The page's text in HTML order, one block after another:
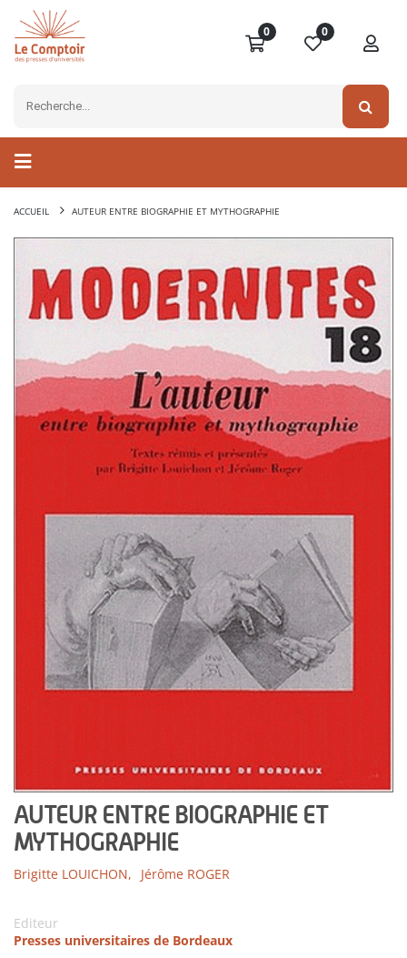
0 0
ACCUEIL AUTEUR ENTRE BIOGRAPHIE ET MYTHOGRAPHIE
AUTEUR ENTRE BIOGRAPHIE ET
MYTHOGRAPHIE
Brigitte LOUICHON, Jérôme ROGER
Editeur
Presses universitaires de Bordeaux